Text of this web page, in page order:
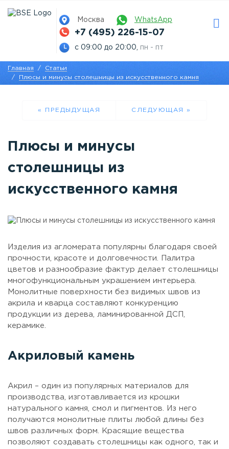
Москва WhatsApp
+7 (495) 226-15-07
с 09:00 до 20:00, пн - пт
Главная
Статьи
Плюсы и минусы столешницы из искусственного камня
Плюсы и минусы
столешницы из
искусственного камня
« ПРЕДЫДУЩАЯ СЛЕДУЮЩАЯ »
Изделия из агломерата популярны благодаря своей
прочности, красоте и долговечности. Палитра
цветов и разнообразие фактур делает столешницы
многофункциональным украшением интерьера.
Монолитные поверхности без видимых швов из
акрила и кварца составляют конкуренцию
продукции из дерева, ламинированной ДСП,
керамике.
Акриловый камень
Акрил – один из популярных материалов для
производства, изготавливается из крошки
натурального камня, смол и пигментов. Из него
получаются монолитные плиты любой длины без
швов различных форм. Красящие вещества
позволяют создавать столешницы как одного, так и